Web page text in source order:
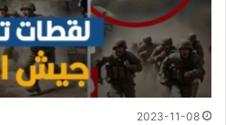
2023-11-08